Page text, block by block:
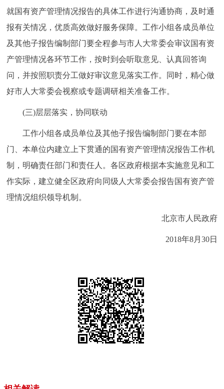
就国有资产管理情况报告的具体工作进行沟通协商，及时通
报有关情况，优质高效做好服务保障。工作小组各成员单位
及其他子报告编制部门要全程参与市人大常委会审议国有资
产管理情况各环节工作，按时到会听取意见、认真回答询
问，并按照职责分工做好审议意见落实工作。同时，精心做
好市人大常委会视察或专题调研相关准备工作。
(三)层层落实，协同联动
工作小组各成员单位及其他子报告编制部门要在本部
门、本单位内建立上下贯通的国有资产管理情况报告工作机
制，明确责任部门和责任人。各区政府根据本实施意见和工
作实际，建立健全区政府向同级人大常委会报告国有资产管
理情况组织领导机制。
北京市人民政府
2018年8月30日